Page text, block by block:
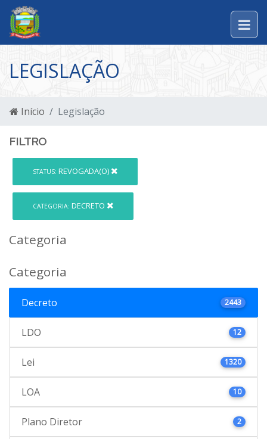
LEGISLAÇÃO
Início Legislação
FILTRO
STATUS: REVOGADA(O)
CATEGORIA: DECRETO
Categoria
Categoria
Decreto 2443
LDO 12
Lei 1320
LOA 10
Plano Diretor 2